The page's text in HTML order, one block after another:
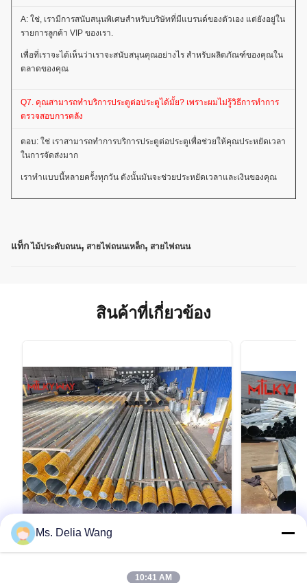
A: ใช่, เรามีการสนับสนุนพิเศษสําหรับบริษัทที่มีแบรนด์ของตัวเอง แต่ยังอยู่ใน
รายการลูกค้า VIP ของเรา.
เพื่อที่เราจะได้เห็นว่าเราจะสนับสนุนคุณอย่างไร สําหรับผลิตภัณฑ์ของคุณใน
ตลาดของคุณ
Q7. คุณสามารถทําบริการประตูต่อประตูได้มั้ย? เพราะผมไม่รู้วิธีการทําการ
ตรวจสอบการคลัง
ตอบ: ใช่ เราสามารถทําการบริการประตูต่อประตูเพื่อช่วยให้คุณประหยัดเวลา
ในการจัดส่งมาก
เราทําแบบนี้หลายครั้งทุกวัน ดังนั้นมันจะช่วยประหยัดเวลาและเงินของคุณ
แท็ก ไม้ประดับถนน, สายไฟถนนเหล็ก, สายไฟถนน
สินค้าที่เกี่ยวข้อง
Transmission and Distribution
Ms. Delia Wang
10:41 AM